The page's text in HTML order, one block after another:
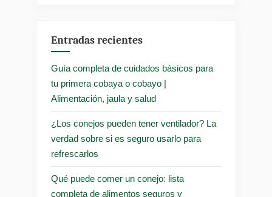
Entradas recientes
Guía completa de cuidados básicos para
tu primera cobaya o cobayo |
Alimentación, jaula y salud
¿Los conejos pueden tener ventilador? La
verdad sobre si es seguro usarlo para
refrescarlos
Qué puede comer un conejo: lista
completa de alimentos seguros y